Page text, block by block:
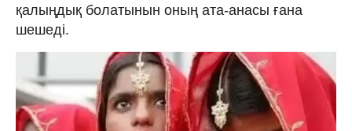
қалыңдық болатынын оның ата-анасы ғана
шешеді.